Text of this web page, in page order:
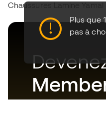
Plus que
pas à
Chaussures Lamine Yamal